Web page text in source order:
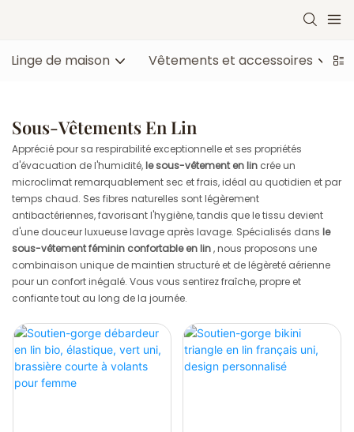
Linge de maison Vêtements et accessoires
Sous-Vêtements En Lin
Apprécié pour sa respirabilité exceptionnelle et ses propriétés
d'évacuation de l'humidité,le sous-vêtement en lin crée un
microclimat remarquablement sec et frais, idéal au quotidien et par
temps chaud. Ses fibres naturelles sont légèrement
antibactériennes, favorisant l'hygiène, tandis que le tissu devient
d'une douceur luxueuse lavage après lavage. Spécialisés dans le
sous-vêtement féminin confortable en lin, nous proposons une
combinaison unique de maintien structuré et de légèreté aérienne
pour un confort inégalé. Vous vous sentirez fraîche, propre et
confiante tout au long de la journée.